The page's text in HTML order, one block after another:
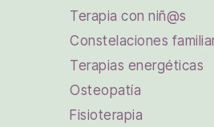
Terapia con niñ@s
Constelaciones
Terapias energéticas
Osteopatía
Fisioterapia